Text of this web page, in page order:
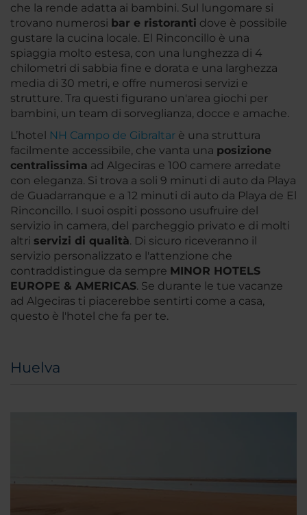
che la rende adatta ai bambini. Sul lungomare si
trovano numerosi bar e ristoranti dove è possibile
gustare la cucina locale. El Rinconcillo è una
spiaggia molto estesa, con una lunghezza di 4
chilometri di sabbia fine e dorata e una larghezza
media di 30 metri, e offre numerosi servizi e
strutture. Tra questi figurano un'area giochi per
bambini, un team di sorveglianza, docce e amache.
L’hotel NH Campo de Gibraltar è una struttura
facilmente accessibile, che vanta una posizione
centralissima ad Algeciras e 100 camere arredate
con eleganza. Si trova a soli 9 minuti di auto da Playa
de Guadarranque e a 12 minuti di auto da Playa de El
Rinconcillo. I suoi ospiti possono usufruire del
servizio in camera, del parcheggio privato e di molti
altri servizi di qualità. Di sicuro riceveranno il
servizio personalizzato e l'attenzione che
contraddistingue da sempre MINOR HOTELS
EUROPE & AMERICAS. Se durante le tue vacanze
ad Algeciras ti piacerebbe sentirti come a casa,
questo è l'hotel che fa per te.
Huelva